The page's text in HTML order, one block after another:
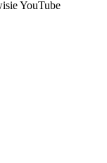
YouTube